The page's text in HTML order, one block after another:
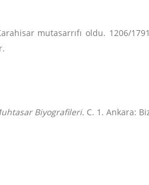
mutasarrıfı oldu. 1206/
Biyografileri. C. 1. Ankara: